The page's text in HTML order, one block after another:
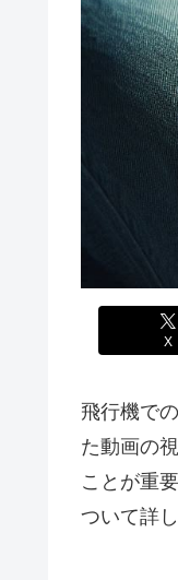
X
飛行機で
た動画の
ことが重
ついて詳